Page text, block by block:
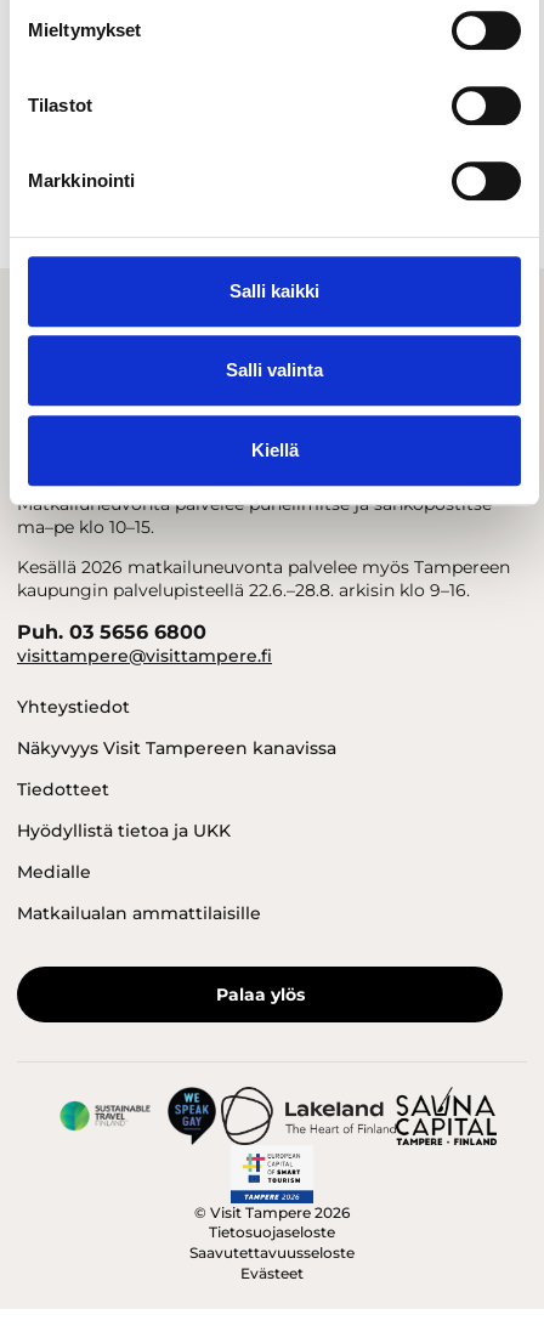
Mieltymykset
Tilastot
Markkinointi
Salli kaikki
Salli valinta
Kiellä
Ostokset & torit
Visit Tampere
Matkailuneuvonta palvelee puhelimitse ja sähköpostitse
ma–pe klo 10–15.
Kesällä 2026 matkailuneuvonta palvelee myös Tampereen
kaupungin palvelupisteellä 22.6.–28.8. arkisin klo 9–16.
Puh. 03 5656 6800
visittampere@visittampere.fi
Yhteystiedot
Näkyvyys Visit Tampereen kanavissa
Tiedotteet
Hyödyllistä tietoa ja UKK
Medialle
Matkailualan ammattilaisille
Palaa ylös
© Visit Tampere 2026
Tietosuojaseloste
Saavutettavuusseloste
Evästeet